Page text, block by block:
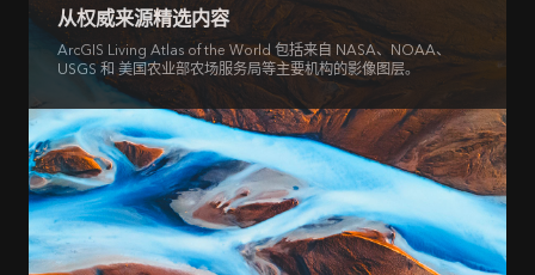
从权威来源精选内容
ArcGIS Living Atlas of the World 包括来自 NASA、NOAA、
USGS 和 美国农业部农场服务局等主要机构的影像图层。